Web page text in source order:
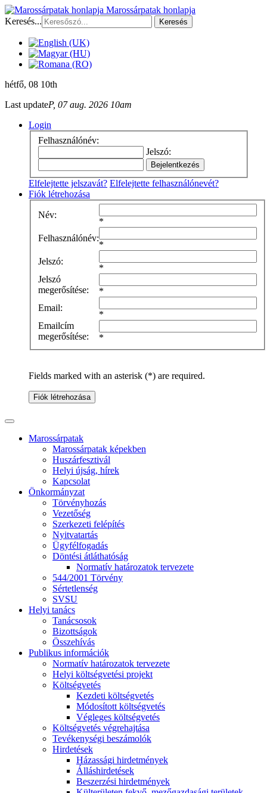
Marossárpatak honlapja
Keresés...
Keresés
hétfő, 08 10th
Last updateP, 07 aug. 2026 10am
Login
Felhasználónév:
Jelszó:
Elfelejtette jelszavát? Elfelejtette felhasználónevét?
Fiók létrehozása
Név:
*
Felhasználónév:
*
Jelszó:
*
Jelszó
megerősítése:
*
Email:
*
Emailcím
megerősítése:
*
Fields marked with an asterisk (*) are required.
Fiók létrehozása
Marossárpatak
Marossárpatak képekben
Huszárfesztivál
Helyi újság, hírek
Kapcsolat
Önkormányzat
Törvényhozás
Vezetőség
Szerkezeti felépítés
Nyitvatartás
Ügyfélfogadás
Döntési átláthatóság
Normatív határozatok tervezete
544/2001 Törvény
Sértetlenség
SVSU
Helyi tanács
Tanácsosok
Bizottságok
Összehívás
Publikus információk
Normatív határozatok tervezete
Helyi költségvetési projekt
Költségvetés
Kezdeti költségvetés
Módosított költségvetés
Végleges költségvetés
Költségvetés végrehajtása
Tevékenységi beszámolók
Hirdetések
Házassági hirdetmények
Álláshirdetések
Beszerzési hirdetmények